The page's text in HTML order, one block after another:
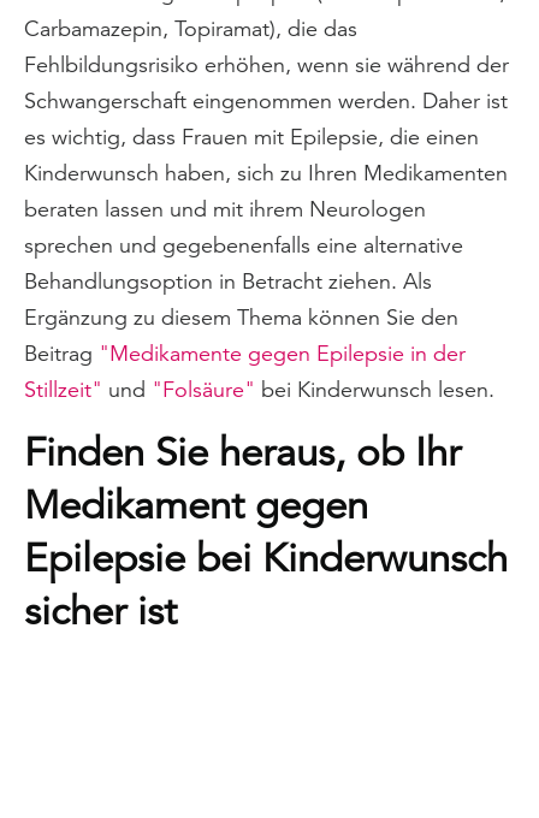
Carbamazepin, Topiramat), die das
Fehlbildungsrisiko erhöhen, wenn sie während der
Schwangerschaft eingenommen werden. Daher ist
es wichtig, dass Frauen mit Epilepsie, die einen
Kinderwunsch haben, sich zu Ihren Medikamenten
beraten lassen und mit ihrem Neurologen
sprechen und gegebenenfalls eine alternative
Behandlungsoption in Betracht ziehen. Als
Ergänzung zu diesem Thema können Sie den
Beitrag "Medikamente gegen Epilepsie in der
Stillzeit" und "Folsäure" bei Kinderwunsch lesen.
Finden Sie heraus, ob Ihr
Medikament gegen
Epilepsie bei Kinderwunsch
sicher ist